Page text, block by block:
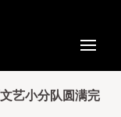
艺小分队圆满完